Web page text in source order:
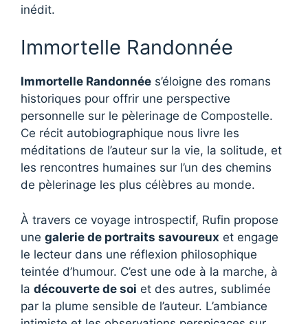
inédit.
Immortelle Randonnée
Immortelle Randonnée s’éloigne des romans
historiques pour offrir une perspective
personnelle sur le pèlerinage de Compostelle.
Ce récit autobiographique nous livre les
méditations de l’auteur sur la vie, la solitude, et
les rencontres humaines sur l’un des chemins
de pèlerinage les plus célèbres au monde.
À travers ce voyage introspectif, Rufin propose
une galerie de portraits savoureux et engage
le lecteur dans une réflexion philosophique
teintée d’humour. C’est une ode à la marche, à
la découverte de soi et des autres, sublimée
par la plume sensible de l’auteur. L’ambiance